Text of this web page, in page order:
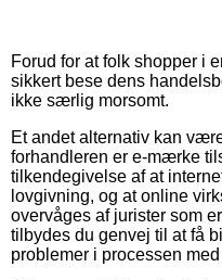
Forud for at folk shopper i
sikkert bese dens
ikke særlig morsomt.
Et andet alternativ kan
forhandleren er e-mærke
tilkendegivelse af at
lovgivning, og at online
overvåges af jurister som
tilbydes du genvej til at få
problemer i processen